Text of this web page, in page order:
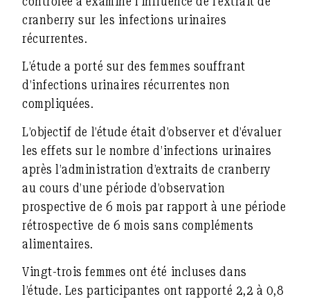
cranberry sur les infections urinaires
récurrentes.
L’étude a porté sur des femmes souffrant
d’infections urinaires récurrentes non
compliquées.
L’objectif de l’étude était d’observer et d’évaluer
les effets sur le nombre d’infections urinaires
après l’administration d’extraits de cranberry
au cours d’une période d’observation
prospective de 6 mois par rapport à une période
rétrospective de 6 mois sans compléments
alimentaires.
Vingt-trois femmes ont été incluses dans
l’étude. Les participantes ont rapporté 2,2 à 0,8